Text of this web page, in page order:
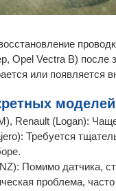
Opel Vectra B)
или появляется
моделей
Renault (Logan):
Требуется
Помимо датчика,
проблема,